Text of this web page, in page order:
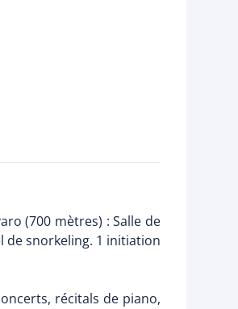
(700 mètres) : Salle de
de snorkeling. 1 initiation
récitals de piano,